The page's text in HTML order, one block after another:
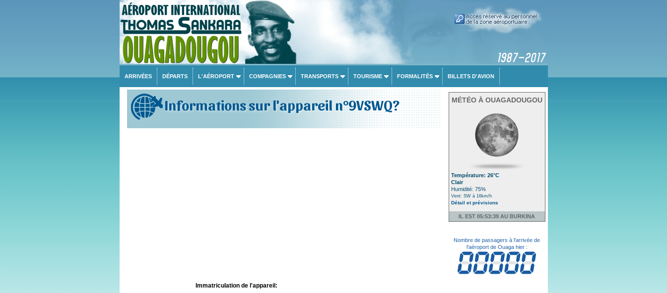
ARRIVÉES DÉPARTS L'AÉROPORT COMPAGNIES TRANSPORTS TOURISME FORMALITÉS BILLETS D'AVION
Informations sur l'appareil n°9VSWQ?
Immatriculation de l'appareil:
MÉTÉO À OUAGADOUGOU
Température: 26°C
Clair
Humidité: 75%
Vent: SW à 16km/h
Détail et prévisions
IL EST 05:53:39 AU BURKINA
Nombre de passagers à l'arrivée de
l'aéroport de Ouaga hier :